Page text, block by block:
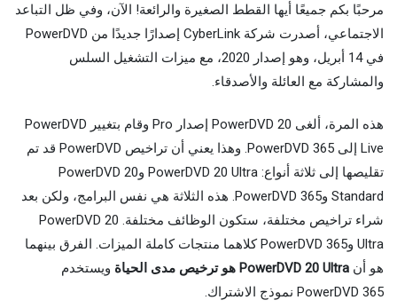
مرحبًا بكم جميعًا أيها القطط الصغيرة والرائعة! الآن، وفي ظل التباعد
الاجتماعي، أصدرت شركة CyberLink إصدارًا جديدًا من PowerDVD
في 14 أبريل، وهو إصدار 2020، مع ميزات التشغيل السلس
والمشاركة مع العائلة والأصدقاء.
هذه المرة، ألغى PowerDVD 20 إصدار Pro وقام بتغيير PowerDVD
Live إلى PowerDVD 365. وهذا يعني أن تراخيص PowerDVD قد تم
تقليصها إلى ثلاثة أنواع: PowerDVD 20 Ultra وPowerDVD 20
Standard وPowerDVD 365. هذه الثلاثة هي نفس البرامج، ولكن بعد
شراء تراخيص مختلفة، ستكون الوظائف مختلفة. PowerDVD 20
Ultra وPowerDVD 365 كلاهما منتجات كاملة الميزات. الفرق بينهما
هو أن PowerDVD 20 Ultra هو ترخيص مدى الحياة
ويستخدم
PowerDVD 365 نموذج الاشتراك.